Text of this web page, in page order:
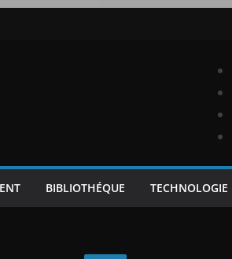
BIBLIOTHÉQUE TECHNOLOGIE